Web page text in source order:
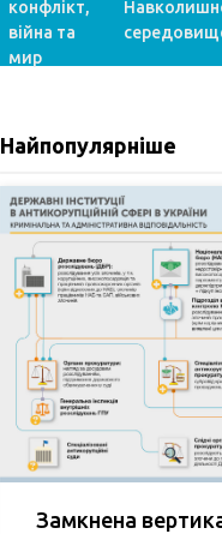
конфлікт,
війна та
мир
Найпопулярніше
Замкнена